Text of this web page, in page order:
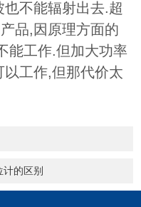
不能辐射出去.超
品,因原理方面的
能工作.但加大功率
工作,但那代价太
的区别